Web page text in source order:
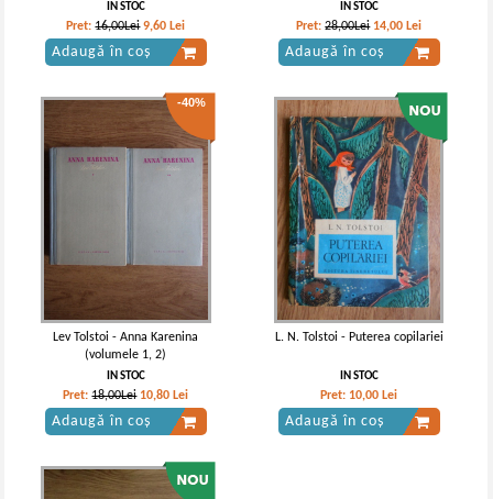
IN STOC
Pret:16,00Lei 9,60 Lei
Adaugă în coș
IN STOC
Pret:28,00Lei 14,00 Lei
Adaugă în coș
-40%
Lev Tolstoi - Anna Karenina
(volumele 1, 2)
IN STOC
Pret:18,00Lei 10,80 Lei
Adaugă în coș
L. N. Tolstoi - Puterea copilariei
IN STOC
Pret: 10,00 Lei
Adaugă în coș